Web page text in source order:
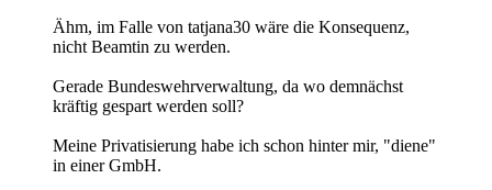
Ähm, im Falle von tatjana30 wäre die Konsequenz,
nicht Beamtin zu werden.
Gerade Bundeswehrverwaltung, da wo demnächst
kräftig gespart werden soll?
Meine Privatisierung habe ich schon hinter mir, "diene"
in einer GmbH.